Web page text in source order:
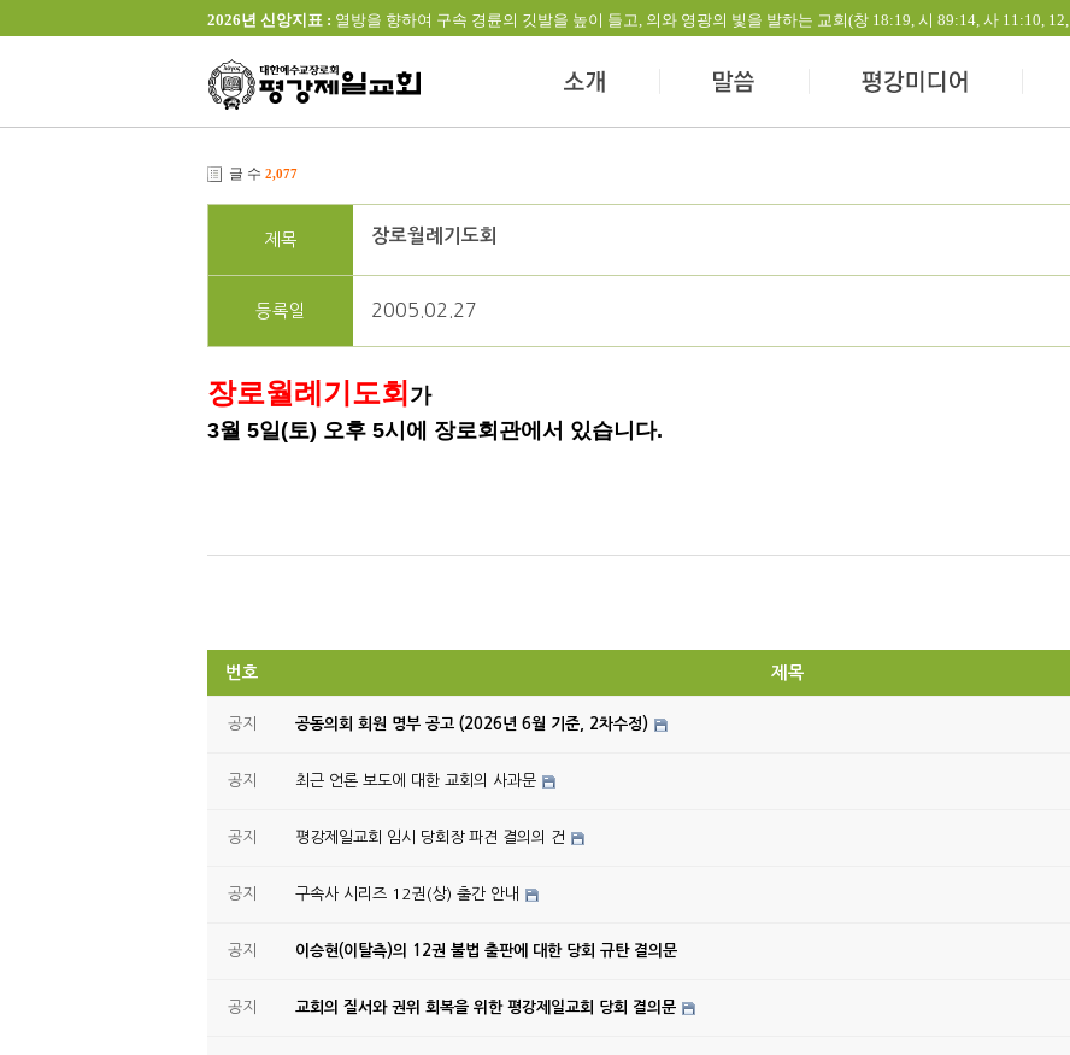
2026년 신앙지표 : 열방을 향하여 구속 경륜의 깃발을 높이 들고, 의와 영광의 빛을 발하는 교회(창 18:19, 시 89:14, 사 11:10,
글 수 2,077
제목 장로월례기도회
등록일 2005.02.27
장로월례기도회 가
3월 5일(토) 오후 5시에 장로회관에서 있습니다.
번호 제목
공지 공동의회 회원 명부 공고 (2026년 6월 기준, 2차수정)
공지 최근 언론 보도에 대한 교회의 사과문
공지 평강제일교회 임시 당회장 파견 결의의 건
공지 구속사 시리즈 12권(상) 출간 안내
공지 이승현(이탈측)의 12권 불법 출판에 대한 당회 규탄 결의문
공지 교회의 질서와 권위 회복을 위한 평강제일교회 당회 결의문